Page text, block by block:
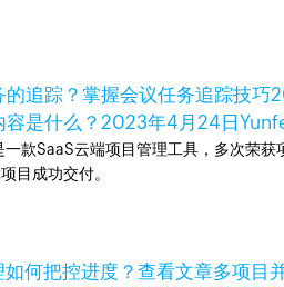
追踪？掌握会议任务追踪技巧
容是什么？2023年4月24日
款SaaS云端项目管理工具，多次荣
目成功交付。
查看文章多项目